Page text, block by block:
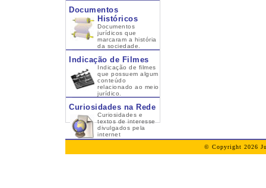
Documentos
Históricos
Documentos
jurídicos que
marcaram a história
da sociedade.
Indicação de Filmes
Indicação de filmes
que possuem algum
conteúdo
relacionado ao meio
jurídico.
Curiosidades na Rede
Curiosidades e
textos de interesse
divulgados pela
internet
© Copyright 2026